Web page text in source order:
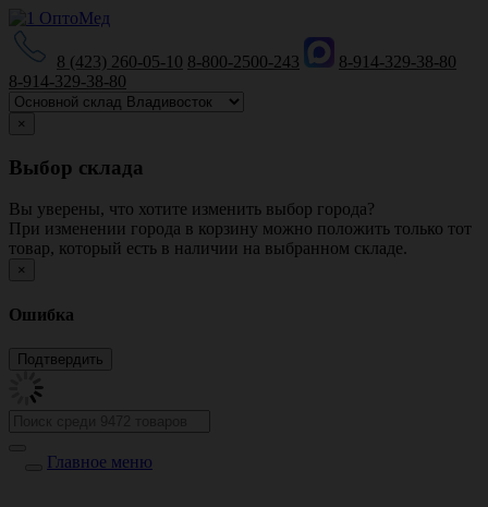
8 (423) 260-05-10 8-800-2500-243
8-914-329-38-80
8-914-329-38-80
×
Выбор склада
Вы уверены, что хотите изменить выбор города?
При изменении города в корзину можно положить только тот
товар, который есть в наличии на выбранном складе.
×
Ошибка
Главное меню